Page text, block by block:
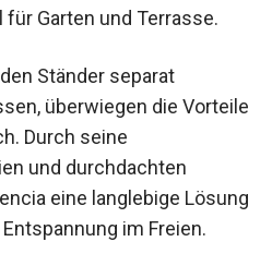
Garten und Terrasse.
Ständer separat
überwiegen die Vorteile
Durch seine
und durchdachten
eine langlebige Lösung
im Freien.